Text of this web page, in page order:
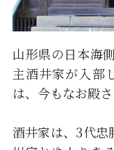
山形県の日本海
主酒井家が入部
は、今もなお殿
酒井家は、3代忠